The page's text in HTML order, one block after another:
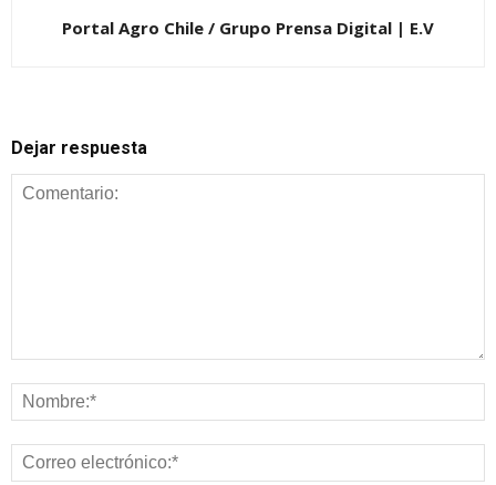
Portal Agro Chile / Grupo Prensa Digital | E.V
Dejar respuesta